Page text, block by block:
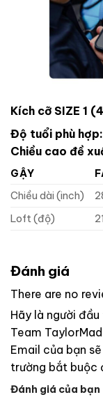
Kích cỡ SIZE 1
Độ tuổi phù hợp:
Chiều cao đề
GẬY
Chiều dài (inch)
Loft (độ)
Đánh giá
There are no
Hãy là người
Team
Email của bạn
trường bắt buộc
Đánh giá của bạn